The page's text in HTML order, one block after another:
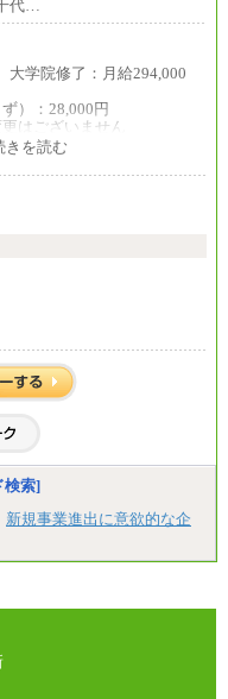
代…
大学院修了：月給294,000
）：28,000円
はございません
）
を読む
検索]
新規事業進出に意欲的な企